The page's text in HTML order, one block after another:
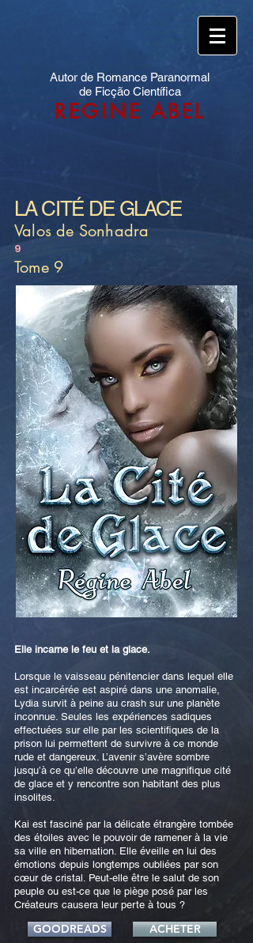
Autor de Romance Paranormal
de Ficção Científica
REGINE ABEL
LA CITÉ DE GLACE
Valos de Sonhadra
9
Tome 9
Elle incarne le feu et la glace.
Lorsque le vaisseau pénitencier dans lequel elle
est incarcérée est aspiré dans une anomalie,
Lydia survit à peine au crash sur une planète
inconnue. Seules les expériences sadiques
effectuées sur elle par les scientifiques de la
prison lui permettent de survivre à ce monde
rude et dangereux. L’avenir s’avère sombre
jusqu’à ce qu’elle découvre une magnifique cité
de glace et y rencontre son habitant des plus
insolites.
Kai est fasciné par la délicate étrangère tombée
des étoiles avec le pouvoir de ramener à la vie
sa ville en hibernation. Elle éveille en lui des
émotions depuis longtemps oubliées par son
cœur de cristal. Peut-elle être le salut de son
peuple ou est-ce que le piège posé par les
Créateurs causera leur perte à tous ?
GOODREADS ACHETER